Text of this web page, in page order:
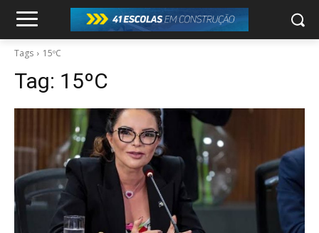
Tags 15ºC
Tag: 15ºC